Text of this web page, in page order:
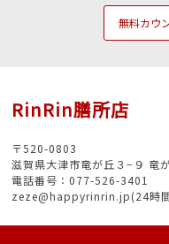
無料カウ
RinRin膳所店
〒520-0803
滋賀県大津市竜が丘３−９ 竜
電話番号：077-526-3401
zeze@happyrinrin.jp(24時